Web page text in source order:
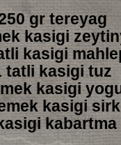
gr tereyag
kasigi
kasigi
tatli kasigi tuz
kasigi
kasigi
kabartma